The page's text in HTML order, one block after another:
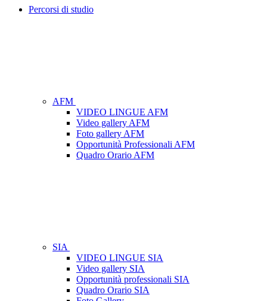
Percorsi di studio
AFM
VIDEO LINGUE AFM
Video gallery AFM
Foto gallery AFM
Opportunità Professionali AFM
Quadro Orario AFM
SIA
VIDEO LINGUE SIA
Video gallery SIA
Opportunità professionali SIA
Quadro Orario SIA